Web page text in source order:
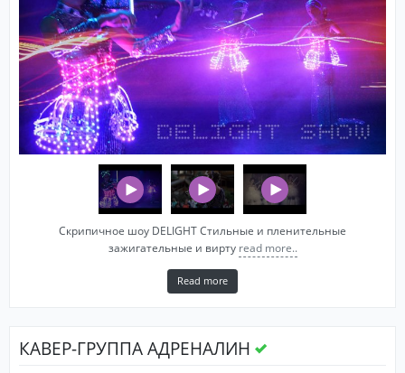
Скрипичное шоу DELIGHT Стильные и пленительные
зажигательные и вирту read more..
Read more
КАВЕР-ГРУППА АДРЕНАЛИН